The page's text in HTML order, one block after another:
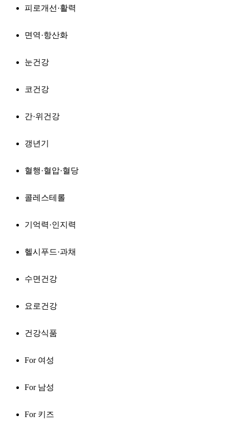
피로개선·활력
면역·항산화
눈건강
코건강
간·위건강
갱년기
혈행·혈압·혈당
콜레스테롤
기억력·인지력
헬시푸드·과채
수면건강
요로건강
건강식품
For 여성
For 남성
For 키즈